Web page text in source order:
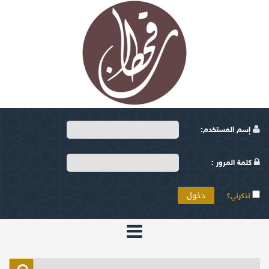
إسم المستخدم:
كلمة المرور :
تذكرني؟